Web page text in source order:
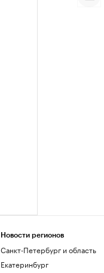
Новости регионов
Санкт-Петербург и область
Екатеринбург